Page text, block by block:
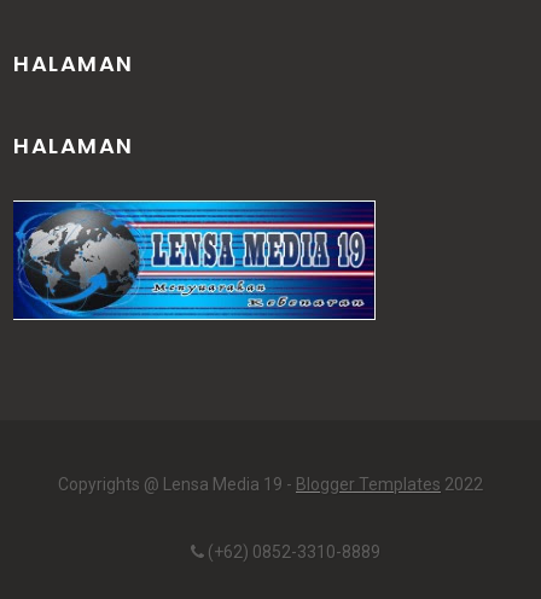
HALAMAN
HALAMAN
Copyrights @ Lensa Media 19 - Blogger Templates 2022
(+62) 0852-3310-8889